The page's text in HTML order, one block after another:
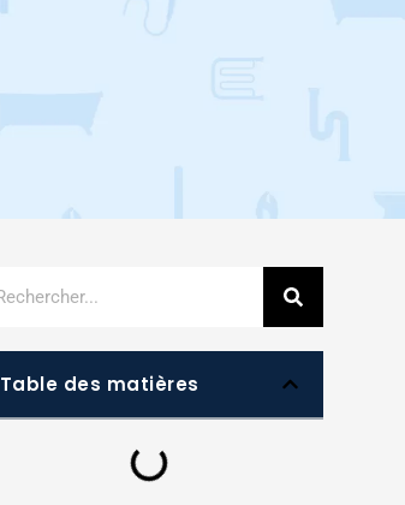
Table des matières